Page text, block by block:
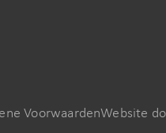
VoorwaardenWebsite